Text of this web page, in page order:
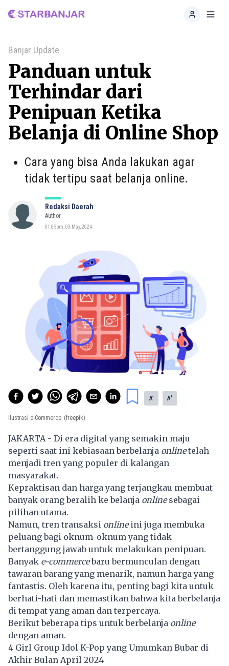
Home
Banjar Update
Panduan untuk
Terhindar dari
Penipuan Ketika
Belanja di Online Shop
Cara yang bisa Anda lakukan agar
tidak tertipu saat belanja online.
Redaksi Daerah
Author
01:05pm, 03 May, 2024
A- A+
Ilustrasi e-Commerce (freepik)
JAKARTA - Di era digital yang semakin maju
seperti saat ini kebiasaan berbelanja onlinetelah
menjadi tren yang populer di kalangan
masyarakat.
Kepraktisan dan harga yang terjangkau membuat
banyak orang beralih ke belanja onlinesebagai
pilihan utama.
Namun, tren transaksi onlineini juga membuka
peluang bagi oknum-oknum yang tidak
bertanggung jawab untuk melakukan penipuan.
Banyak e-commercebaru bermunculan dengan
tawaran barang yang menarik, namun harga yang
fantastis. Oleh karena itu, penting bagi kita untuk
berhati-hati dan memastikan bahwa kita berbelanja
di tempat yang aman dan terpercaya.
Berikut beberapa tips untuk berbelanja online
dengan aman.
4 Girl Group Idol K-Pop yang Umumkan Bubar di
Akhir Bulan April 2024